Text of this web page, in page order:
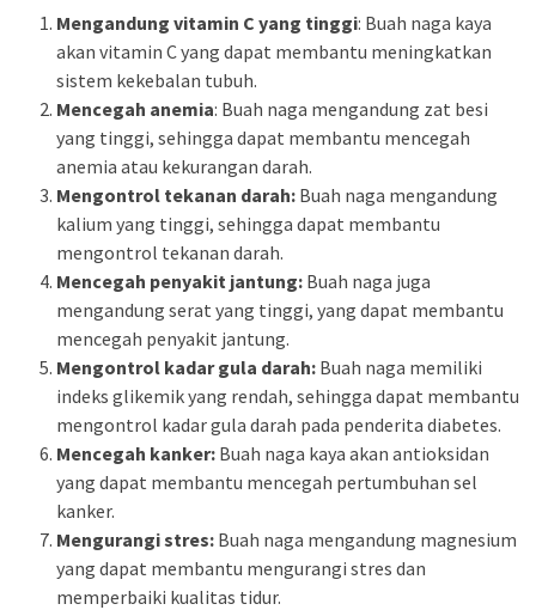
Mengandung vitamin C yang tinggi: Buah naga kaya
akan vitamin C yang dapat membantu meningkatkan
sistem kekebalan tubuh.
Mencegah anemia: Buah naga mengandung zat besi
yang tinggi, sehingga dapat membantu mencegah
anemia atau kekurangan darah.
Mengontrol tekanan darah: Buah naga mengandung
kalium yang tinggi, sehingga dapat membantu
mengontrol tekanan darah.
Mencegah penyakit jantung: Buah naga juga
mengandung serat yang tinggi, yang dapat membantu
mencegah penyakit jantung.
Mengontrol kadar gula darah: Buah naga memiliki
indeks glikemik yang rendah, sehingga dapat membantu
mengontrol kadar gula darah pada penderita diabetes.
Mencegah kanker: Buah naga kaya akan antioksidan
yang dapat membantu mencegah pertumbuhan sel
kanker.
Mengurangi stres: Buah naga mengandung magnesium
yang dapat membantu mengurangi stres dan
memperbaiki kualitas tidur.